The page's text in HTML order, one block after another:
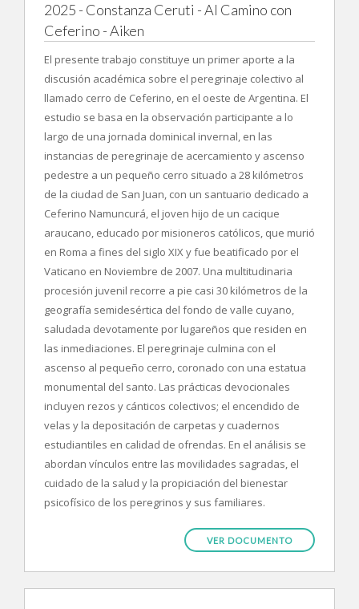
2025 - Constanza Ceruti - Al Camino con
Ceferino - Aiken
El presente trabajo constituye un primer aporte a la
discusión académica sobre el peregrinaje colectivo al
llamado cerro de Ceferino, en el oeste de Argentina. El
estudio se basa en la observación participante a lo
largo de una jornada dominical invernal, en las
instancias de peregrinaje de acercamiento y ascenso
pedestre a un pequeño cerro situado a 28 kilómetros
de la ciudad de San Juan, con un santuario dedicado a
Ceferino Namuncurá, el joven hijo de un cacique
araucano, educado por misioneros católicos, que murió
en Roma a fines del siglo XIX y fue beatificado por el
Vaticano en Noviembre de 2007. Una multitudinaria
procesión juvenil recorre a pie casi 30 kilómetros de la
geografía semidesértica del fondo de valle cuyano,
saludada devotamente por lugareños que residen en
las inmediaciones. El peregrinaje culmina con el
ascenso al pequeño cerro, coronado con una estatua
monumental del santo. Las prácticas devocionales
incluyen rezos y cánticos colectivos; el encendido de
velas y la depositación de carpetas y cuadernos
estudiantiles en calidad de ofrendas. En el análisis se
abordan vínculos entre las movilidades sagradas, el
cuidado de la salud y la propiciación del bienestar
psicofísico de los peregrinos y sus familiares.
VER DOCUMENTO